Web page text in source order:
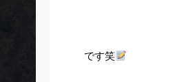
です笑